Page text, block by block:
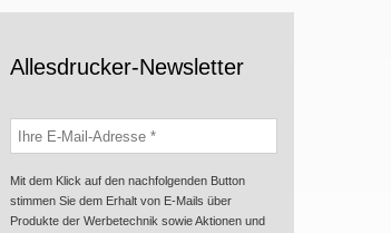
Allesdrucker-Newsletter
Mit dem Klick auf den nachfolgenden Button
stimmen Sie dem Erhalt von E-Mails über
Produkte der Werbetechnik sowie Aktionen und